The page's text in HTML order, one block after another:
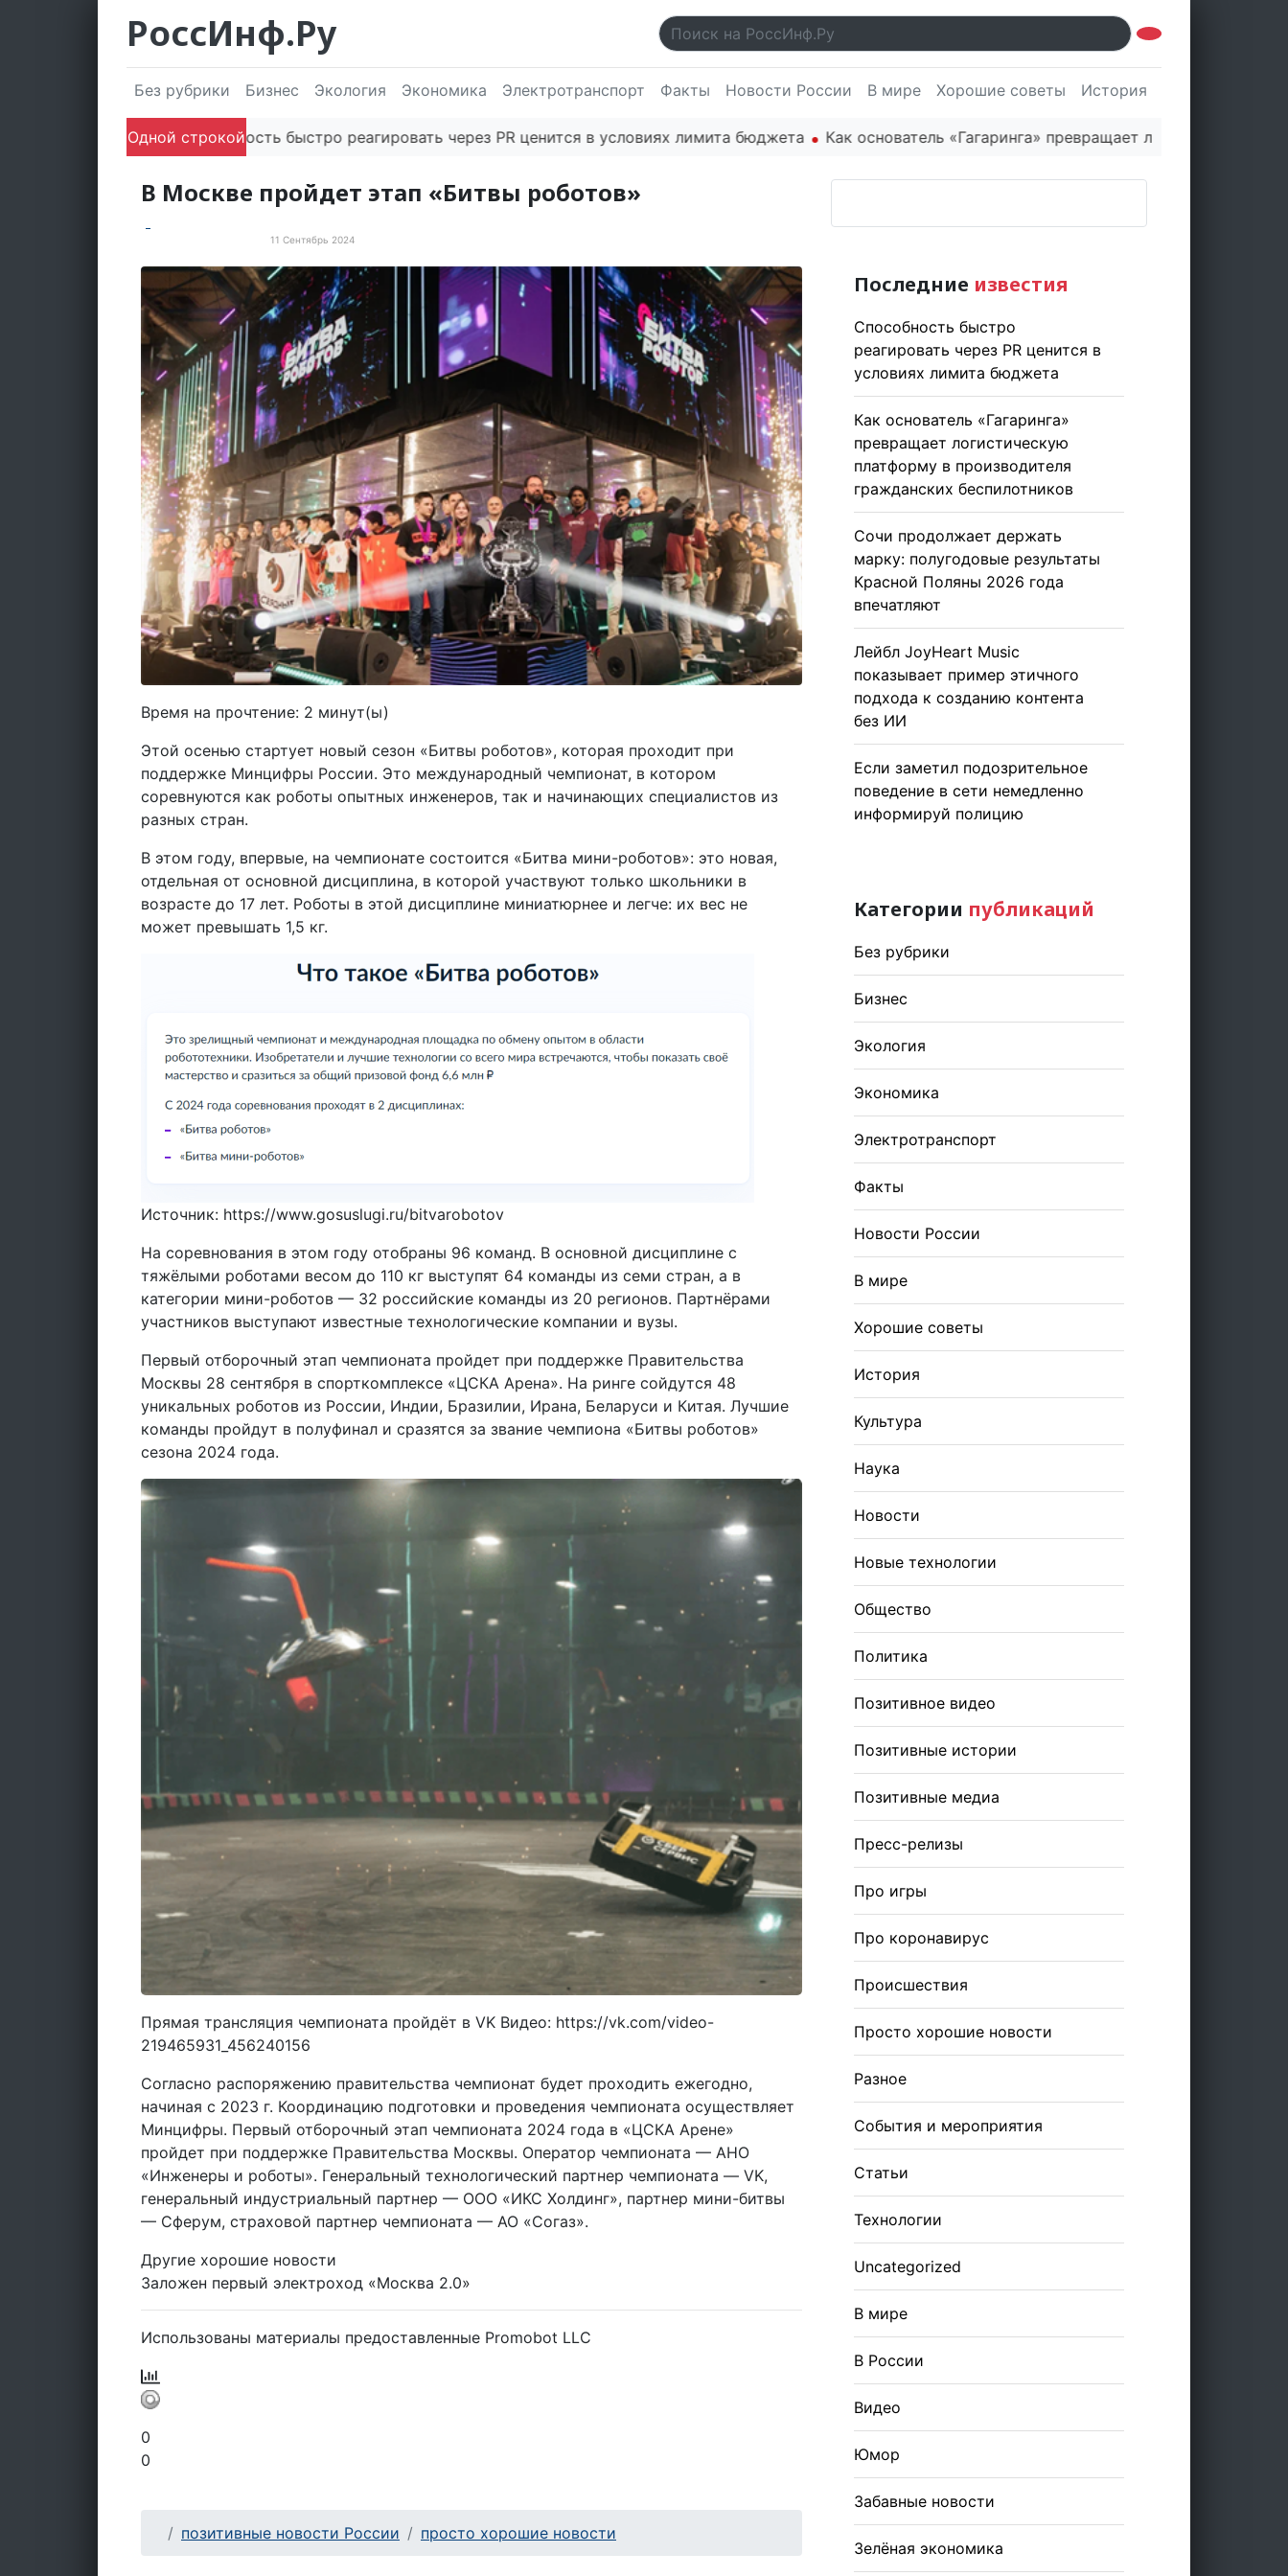
РоссИнф.Ру
Без рубрики Бизнес Экология Экономика Электротранспорт Факты Новости России В мире Хорошие советы История
Одной строкой
Способность быстро реагировать через PR ценится в условиях лимита бюджета Как основатель «Гагаринга» превращает логистическую
В Москве пройдет этап «Битвы роботов»
11 Сентябрь 2024
Время на прочтение: 2 минут(ы)
Этой осенью стартует новый сезон «Битвы роботов», которая проходит при
поддержке Минцифры России. Это международный чемпионат, в котором
соревнуются как роботы опытных инженеров, так и начинающих специалистов из
разных стран.
В этом году, впервые, на чемпионате состоится «Битва мини-роботов»: это новая,
отдельная от основной дисциплина, в которой участвуют только школьники в
возрасте до 17 лет. Роботы в этой дисциплине миниатюрнее и легче: их вес не
может превышать 1,5 кг.
Источник: https://www.gosuslugi.ru/bitvarobotov
На соревнования в этом году отобраны 96 команд. В основной дисциплине с
тяжёлыми роботами весом до 110 кг выступят 64 команды из семи стран, а в
категории мини-роботов — 32 российские команды из 20 регионов. Партнёрами
участников выступают известные технологические компании и вузы.
Первый отборочный этап чемпионата пройдет при поддержке Правительства
Москвы 28 сентября в спорткомплексе «ЦСКА Арена». На ринге сойдутся 48
уникальных роботов из России, Индии, Бразилии, Ирана, Беларуси и Китая. Лучшие
команды пройдут в полуфинал и сразятся за звание чемпиона «Битвы роботов»
сезона 2024 года.
Прямая трансляция чемпионата пройдёт в VK Видео: https://vk.com/video-
219465931_456240156
Согласно распоряжению правительства чемпионат будет проходить ежегодно,
начиная с 2023 г. Координацию подготовки и проведения чемпионата осуществляет
Минцифры. Первый отборочный этап чемпионата 2024 года в «ЦСКА Арене»
пройдет при поддержке Правительства Москвы. Оператор чемпионата — АНО
«Инженеры и роботы». Генеральный технологический партнер чемпионата — VK,
генеральный индустриальный партнер — ООО «ИКС Холдинг», партнер мини-битвы
— Сферум, страховой партнер чемпионата — АО «Согаз».
Другие хорошие новости
Заложен первый электроход «Москва 2.0»
Использованы материалы предоставленные Promobot LLC
0
0
позитивные новости России просто хорошие новости
Последние известия
Способность быстро
реагировать через PR ценится в
условиях лимита бюджета
Как основатель «Гагаринга»
превращает логистическую
платформу в производителя
гражданских беспилотников
Сочи продолжает держать
марку: полугодовые результаты
Красной Поляны 2026 года
впечатляют
Лейбл JoyHeart Music
показывает пример этичного
подхода к созданию контента
без ИИ
Если заметил подозрительное
поведение в сети немедленно
информируй полицию
Категории публикаций
Без рубрики
Бизнес
Экология
Экономика
Электротранспорт
Факты
Новости России
В мире
Хорошие советы
История
Культура
Наука
Новости
Новые технологии
Общество
Политика
Позитивное видео
Позитивные истории
Позитивные медиа
Пресс-релизы
Про игры
Про коронавирус
Происшествия
Просто хорошие новости
Разное
События и мероприятия
Статьи
Технологии
Uncategorized
В мире
В России
Видео
Юмор
Забавные новости
Зелёная экономика